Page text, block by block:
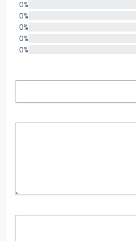
0%
0%
0%
0%
0%